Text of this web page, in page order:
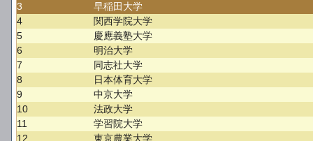
3
早稲田大学
4
関西学院大学
5
慶應義塾大学
6
明治大学
7
同志社大学
8
日本体育大学
9
中京大学
10
法政大学
11
学習院大学
12
東京農業大学